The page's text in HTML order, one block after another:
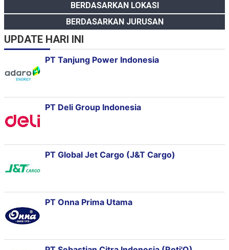
BERDASARKAN LOKASI
BERDASARKAN JURUSAN
UPDATE HARI INI